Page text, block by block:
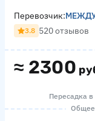
≈ 2300
Перевозчик:
3.8 520 отзывов
Пересадка
Общее